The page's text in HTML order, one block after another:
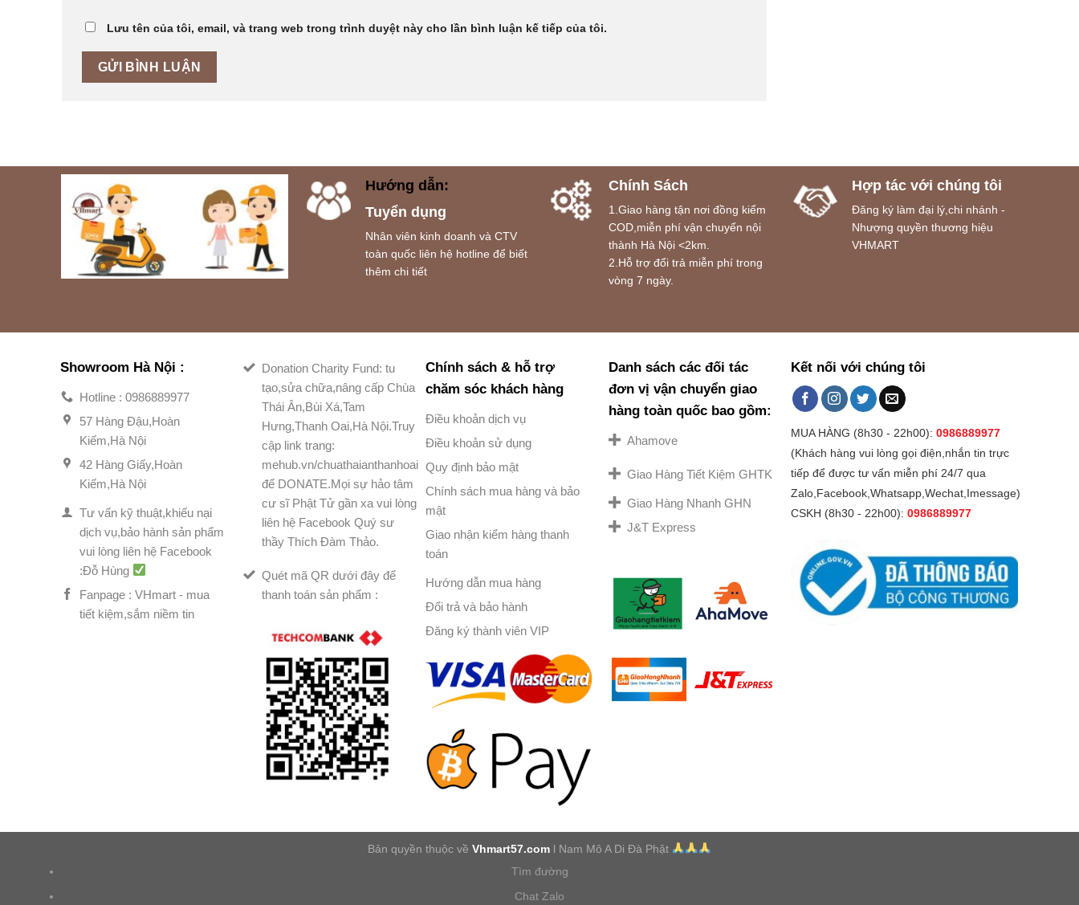
Lưu tên của tôi, email, và trang web trong trình duyệt này cho lần bình luận kế tiếp của tôi.
Hướng dẫn:
Tuyển dụng
Nhân viên kinh doanh và CTV
toàn quốc liên hệ hotline để biết
thêm chi tiết
Chính Sách
1.Giao hàng tận nơi đồng kiểm
COD,miễn phí vận chuyển nội
thành Hà Nội <2km.
2.Hỗ trợ đổi trả miễn phí trong
vòng 7 ngày.
Hợp tác với chúng tôi
Đăng ký làm đại lý,chi nhánh -
Nhượng quyền thương hiệu
VHMART
Showroom Hà Nội :
Hotline : 0986889977
57 Hàng Đậu,Hoàn
Kiếm,Hà Nội
42 Hàng Giấy,Hoàn
Kiếm,Hà Nội
Tư vấn kỹ thuật,khiếu nại
dịch vụ,bảo hành sản phẩm
vui lòng liên hệ Facebook
:Đỗ Hùng
Fanpage : VHmart - mua
tiết kiệm,sắm niềm tin
Donation Charity Fund: tu
tạo,sửa chữa,nâng cấp Chùa
Thái Ân,Bùi Xá,Tam
Hưng,Thanh Oai,Hà Nội.Truy
cập link trang:
mehub.vn/chuathaianthanhoai
để DONATE.Mọi sự hảo tâm
cư sĩ Phật Tử gần xa vui lòng
liên hệ Facebook Quý sư
thầy Thích Đàm Thảo.
Quét mã QR dưới đây để
thanh toán sản phẩm :
Chính sách & hỗ trợ
chăm sóc khách hàng
Điều khoản dịch vụ
Điều khoản sử dụng
Quy định bảo mật
Chính sách mua hàng và bảo
mật
Giao nhận kiểm hàng thanh
toán
Hướng dẫn mua hàng
Đổi trả và bảo hành
Đăng ký thành viên VIP
Danh sách các đối tác
đơn vị vận chuyển giao
hàng toàn quốc bao gồm:
Ahamove
Giao Hàng Tiết Kiệm GHTK
Giao Hàng Nhanh GHN
J&T Express
Kết nối với chúng tôi
MUA HÀNG (8h30 - 22h00): 0986889977
(Khách hàng vui lòng gọi điện,nhắn tin trực
tiếp để được tư vấn miễn phí 24/7 qua
Zalo,Facebook,Whatsapp,Wechat,Imessage)
CSKH (8h30 - 22h00): 0986889977
Bản quyền thuộc về Vhmart57.com l Nam Mô A Di Đà Phật
Tìm đường
Chat Zalo